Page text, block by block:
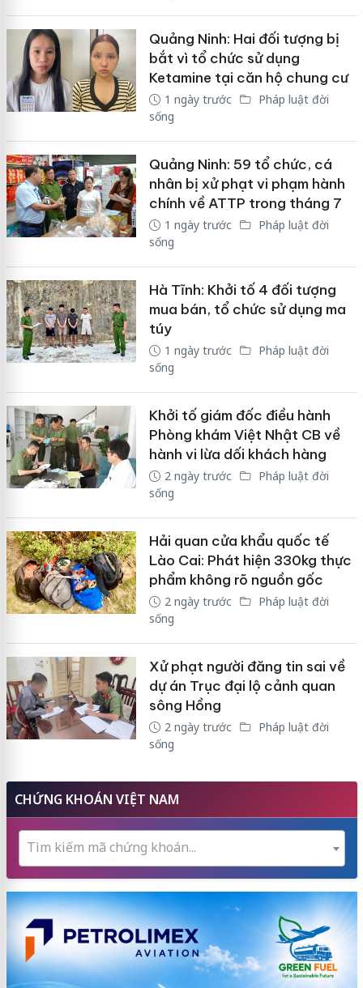
Quảng Ninh: Hai đối tượng bị
bắt vì tổ chức sử dụng
Ketamine tại căn hộ chung cư
1 ngày trước
Pháp luật đời
sống
Quảng Ninh: 59 tổ chức, cá
nhân bị xử phạt vi phạm hành
chính về ATTP trong tháng 7
1 ngày trước
Pháp luật đời
sống
Hà Tĩnh: Khởi tố 4 đối tượng
mua bán, tổ chức sử dụng ma
túy
1 ngày trước
Pháp luật đời
sống
Khởi tố giám đốc điều hành
Phòng khám Việt Nhật CB về
hành vi lừa dối khách hàng
2 ngày trước
Pháp luật đời
sống
Hải quan cửa khẩu quốc tế
Lào Cai: Phát hiện 330kg thực
phẩm không rõ nguồn gốc
2 ngày trước
Pháp luật đời
sống
Xử phạt người đăng tin sai về
dự án Trục đại lộ cảnh quan
sông Hồng
2 ngày trước
Pháp luật đời
sống
CHỨNG KHOÁN VIỆT NAM
Tìm kiếm mã chứng khoán...